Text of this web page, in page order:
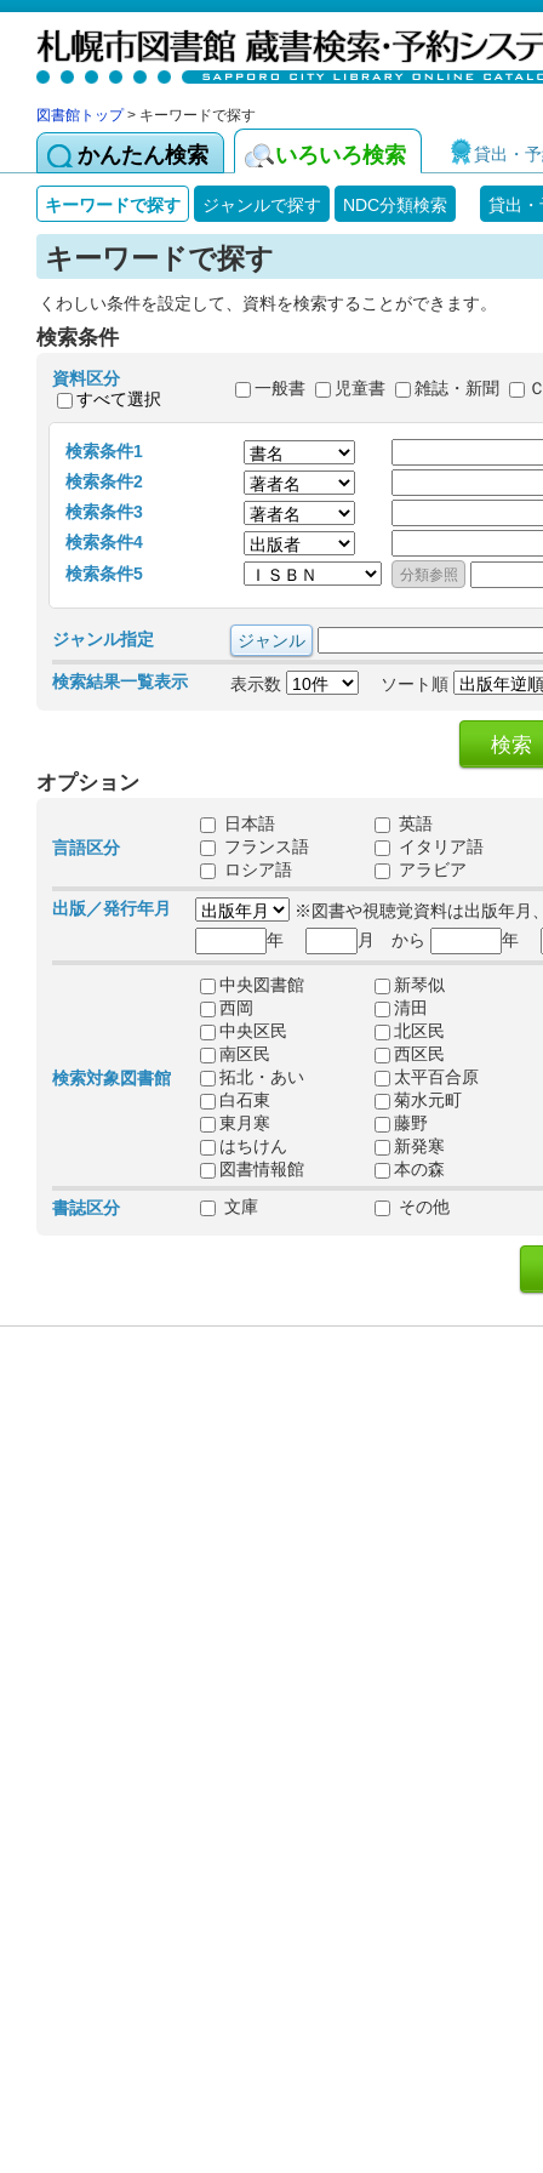
図書館トップ> キーワードで探す
かんたん検索 いろいろ検索 貸出・
キーワードで探す ジャンルで探す NDC分類検索 貸出
キーワードで探す
くわしい条件を設定して、資料を検索することができます。
検索条件
資料区分
すべて選択
一般書 児童書 雑誌・新聞
検索条件1
検索条件2
検索条件3
検索条件4
検索条件5
ジャンル指定
検索結果一覧表示 表示数 ソート順
オプション
言語区分
日本語
英語
フランス語
イタリア語
ロシア語
アラビア
出版／発行年月
※図書や視聴覚資料は出版年月
年
月 から 年
検索対象図書館
中央図書館
新琴似
西岡
清田
中央区民
北区民
南区民
西区民
拓北・あい
太平百合原
白石東
菊水元町
東月寒
藤野
はちけん
新発寒
図書情報館
本の森
書誌区分
文庫 その他